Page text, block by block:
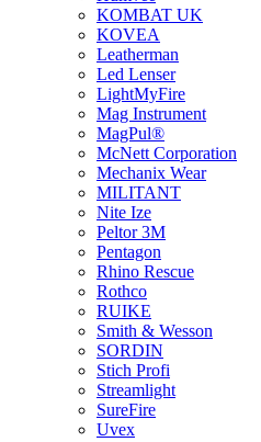
KOMBAT UK
KOVEA
Leatherman
Led Lenser
LightMyFire
Mag Instrument
MagPul®
McNett Corporation
Mechanix Wear
MILITANT
Nite Ize
Peltor 3M
Pentagon
Rhino Rescue
Rothco
RUIKE
Smith & Wesson
SORDIN
Stich Profi
Streamlight
SureFire
Uvex